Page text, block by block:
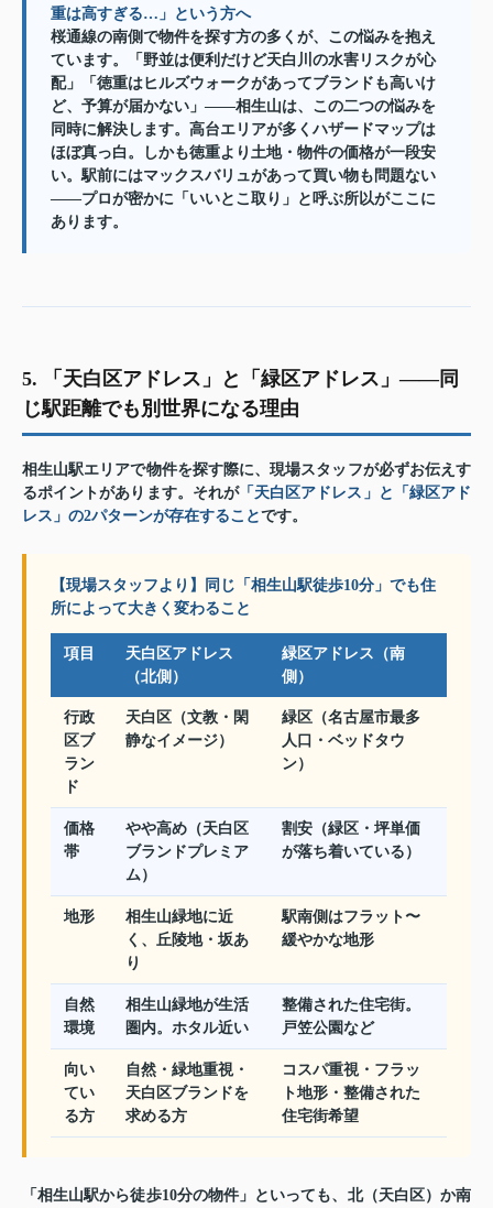
重は高すぎる…」という方へ
桜通線の南側で物件を探す方の多くが、この悩みを抱え
ています。「野並は便利だけど天白川の水害リスクが心
配」「徳重はヒルズウォークがあってブランドも高いけ
ど、予算が届かない」——相生山は、この二つの悩みを
同時に解決します。高台エリアが多くハザードマップは
ほぼ真っ白。しかも徳重より土地・物件の価格が一段安
い。駅前にはマックスバリュがあって買い物も問題ない
——プロが密かに「いいとこ取り」と呼ぶ所以がここに
あります。
5. 「天白区アドレス」と「緑区アドレス」——同
じ駅距離でも別世界になる理由
相生山駅エリアで物件を探す際に、現場スタッフが必ずお伝えす
るポイントがあります。それが「天白区アドレス」と「緑区アド
レス」の2パターンが存在することです。
【現場スタッフより】同じ「相生山駅徒歩10分」でも住
所によって大きく変わること
項目
天白区アドレス
（北側）
緑区アドレス（南
側）
行政
区ブ
ラン
ド
天白区（文教・閑
静なイメージ）
緑区（名古屋市最多
人口・ベッドタウ
ン）
価格
帯
やや高め（天白区
ブランドプレミア
ム）
割安（緑区・坪単価
が落ち着いている）
地形
相生山緑地に近
く、丘陵地・坂あ
り
駅南側はフラット〜
緩やかな地形
自然
環境
相生山緑地が生活
圏内。ホタル近い
整備された住宅街。
戸笠公園など
向い
てい
る方
自然・緑地重視・
天白区ブランドを
求める方
コスパ重視・フラッ
ト地形・整備された
住宅街希望
「相生山駅から徒歩10分の物件」といっても、北（天白区）か南